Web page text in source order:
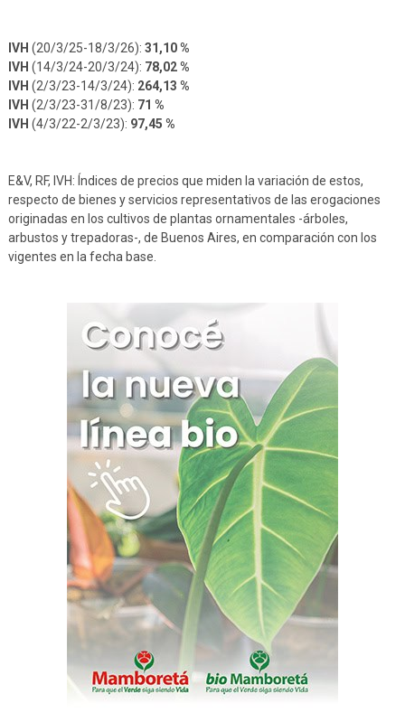
IVH (20/3/25-18/3/26): 31,10 %
IVH (14/3/24-20/3/24): 78,02 %
IVH (2/3/23-14/3/24): 264,13 %
IVH (2/3/23-31/8/23): 71 %
IVH (4/3/22-2/3/23): 97,45 %
E&V, RF, IVH: Índices de precios que miden la variación de estos,
respecto de bienes y servicios representativos de las erogaciones
originadas en los cultivos de plantas ornamentales -árboles,
arbustos y trepadoras-, de Buenos Aires, en comparación con los
vigentes en la fecha base.